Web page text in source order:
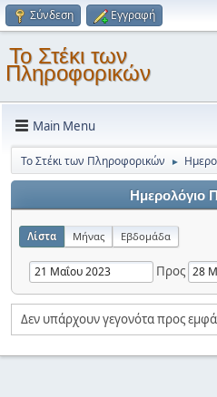
Σύνδεση Εγγραφή
Το Στέκι των
Πληροφορικών
Main Menu
Το Στέκι των Πληροφορικών ►
Ημερολόγιο
Λίστα Μήνας Εβδομάδα
Προς
Δεν υπάρχουν γεγονότα προς